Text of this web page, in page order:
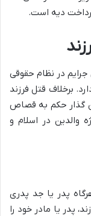
دیه است.
در نظام حقوقی
برخلاف قتل فرزند
گذار حکم به قصاص
والدین در اسلام و
«هرگاه پدر یا جد پدری
پدر یا مادر خود را